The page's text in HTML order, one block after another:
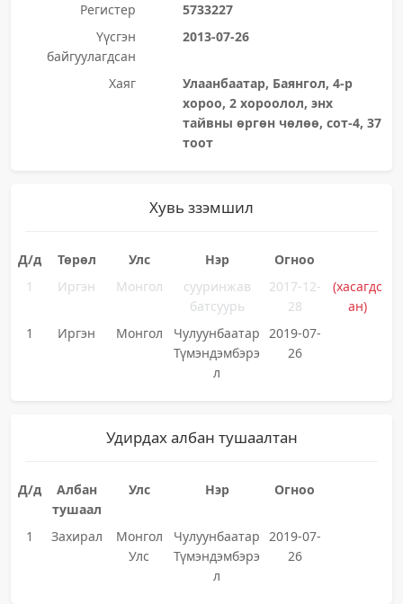
Регистер
5733227
Үүсгэн
байгуулагдсан
2013-07-26
Хаяг
Улаанбаатар, Баянгол, 4-р
хороо, 2 хороолол, энх
тайвны өргөн чөлөө, сот-4, 37
тоот
Хувь ззэмшил
Д/д Төрөл Улс Нэр
Огноо
1
Иргэн Монгол
сууринжав
батсуурь
2017-12-
28
(хасагдс
ан)
1
Иргэн Монгол
Чулуунбаатар
Түмэндэмбэрэ
л
2019-07-
26
Удирдах албан тушаалтан
Д/д
Албан
тушаал
Улс Нэр Огноо
1 Захирал
Монгол
Улс
Чулуунбаатар
Түмэндэмбэрэ
л
2019-07-
26